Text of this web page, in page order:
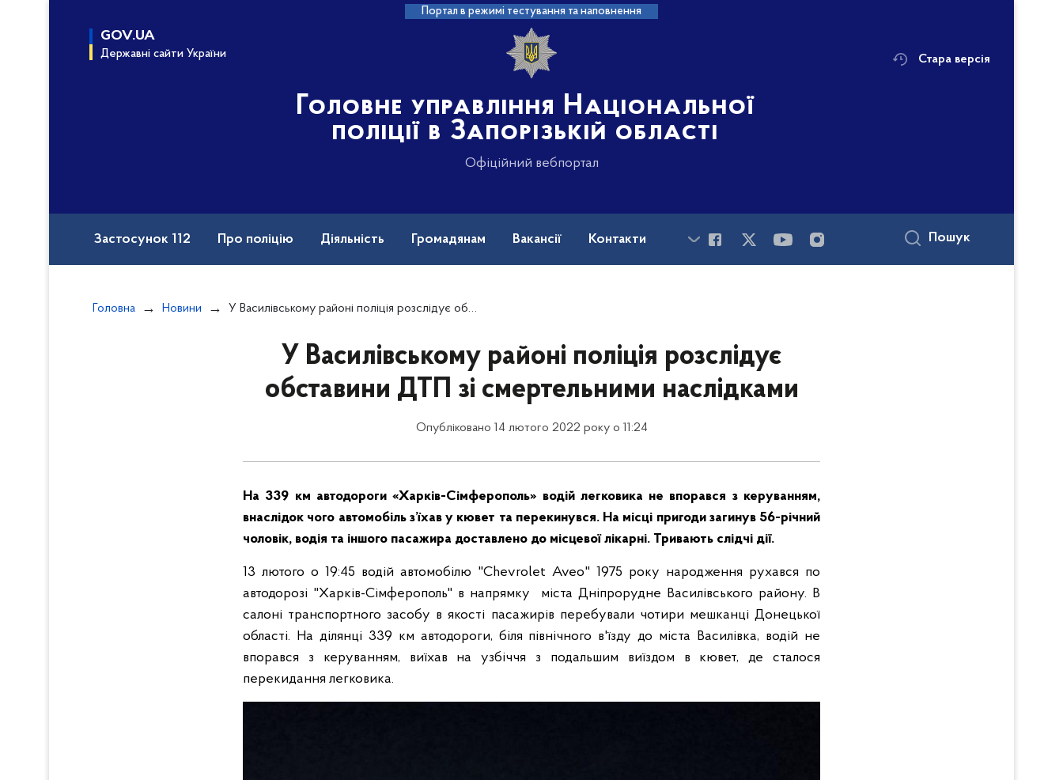
Портал в режимі тестування та наповнення
GOV.UA
Державні сайти України
Головне управління Національної
поліції в Запорізькій області
Офіційний вебпортал
Стара версія
Застосунок 112 Про поліцію Діяльність Громадянам Вакансії Контакти Пошук
Головна Новини У Василівському районі поліція розслідує обставини ДТП зі смертельними наслідками
У Василівському районі поліція розслідує
обставини ДТП зі смертельними наслідками
Опубліковано 14 лютого 2022 року о 11:24
На 339 км автодороги «Харків-Сімферополь» водій легковика не впорався з керуванням,
внаслідок чого автомобіль з’їхав у кювет та перекинувся. На місці пригоди загинув 56-річний
чоловік, водія та іншого пасажира доставлено до місцевої лікарні. Тривають слідчі дії.
13 лютого о 19:45 водій автомобілю "Chevrolet Aveo" 1975 року народження рухався по
автодорозі "Харків-Сімферополь" в напрямку міста Дніпрорудне Василівського району. В
салоні транспортного засобу в якості пасажирів перебували чотири мешканці Донецької
області. На ділянці 339 км автодороги, біля північного в'їзду до міста Василівка, водій не
впорався з керуванням, виїхав на узбіччя з подальшим виїздом в кювет, де сталося
перекидання легковика.